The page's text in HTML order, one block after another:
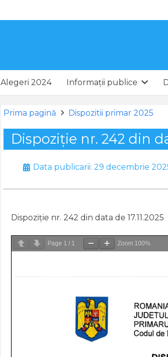
Alegeri 2024 Informații publice
Prima pagină Dispozitii primar 2025
Dispoziție nr. 242 din
Data publicarii:29 decembrie
Dispoziție nr. 242 din data de 17.11.2025
Page 1 / 1 Zoom 100%